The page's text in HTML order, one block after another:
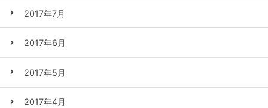
2017年7月
2017年6月
2017年5月
2017年4月